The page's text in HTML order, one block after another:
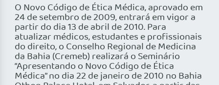
O Novo Código de Ética Médica, aprovado em
24 de setembro de 2009, entrará em vigor a
partir do dia 13 de abril de 2010. Para
atualizar médicos, estudantes e profissionais
do direito, o Conselho Regional de Medicina
da Bahia (Cremeb) realizará o Seminário
“Apresentando o Novo Código de Ética
Médica” no dia 22 de janeiro de 2010 no Bahia